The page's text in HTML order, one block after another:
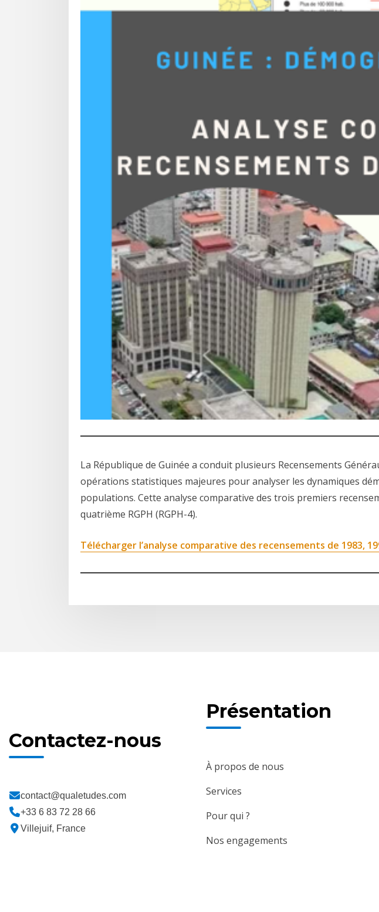
La République de Guinée a conduit plusieurs Recensements
opérations statistiques majeures pour analyser les dynamiques
populations. Cette analyse comparative des trois premiers
quatrième RGPH (RGPH-4).
Télécharger l’analyse comparative des recensements de 1983,
Contactez-nous
contact@qualetudes.com
+33 6 83 72 28 66
Villejuif, France
Présentation
À propos de nous
Services
Pour qui ?
Nos engagements